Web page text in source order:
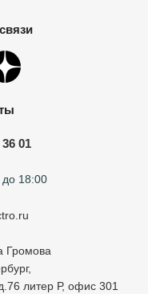
01
18:00
Громова
литер Р, офис 301